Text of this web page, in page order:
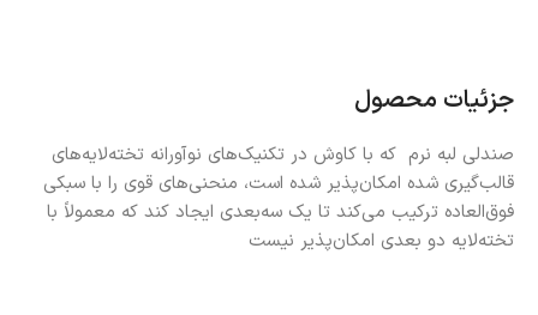
جزئیات محصول
صندلی لبه نرم که با کاوش در تکنیک‌های نوآورانه تخته‌لایه‌های
قالب‌گیری شده امکان‌پذیر شده است، منحنی‌های قوی را با سبکی
فوق‌العاده ترکیب می‌کند تا یک سه‌بعدی ایجاد کند که معمولاً با
تخته‌لایه دو بعدی امکان‌پذیر نیست